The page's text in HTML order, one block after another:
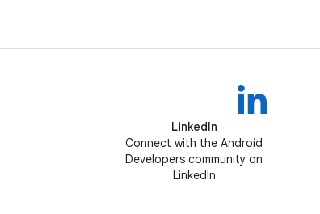
LinkedIn
Connect with the Android
Developers community on
LinkedIn